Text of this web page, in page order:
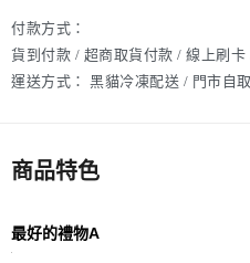
付款方式：
貨到付款 / 超商取貨付款 / 線上刷
運送方式： 黑貓冷凍配送 / 門市自
商品特色
最好的禮物A